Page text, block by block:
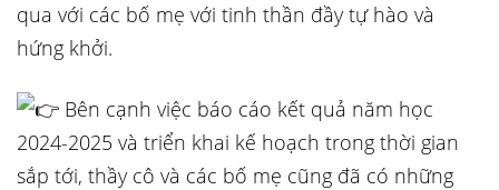
qua với các bố mẹ với tinh thần đầy tự hào và
hứng khởi.
Bên cạnh việc báo cáo kết quả năm học
2024-2025 và triển khai kế hoạch trong thời gian
sắp tới, thầy cô và các bố mẹ cũng đã có những